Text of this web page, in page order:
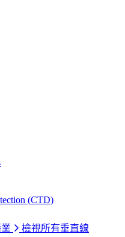
(CTD)
檢視所有垂直線